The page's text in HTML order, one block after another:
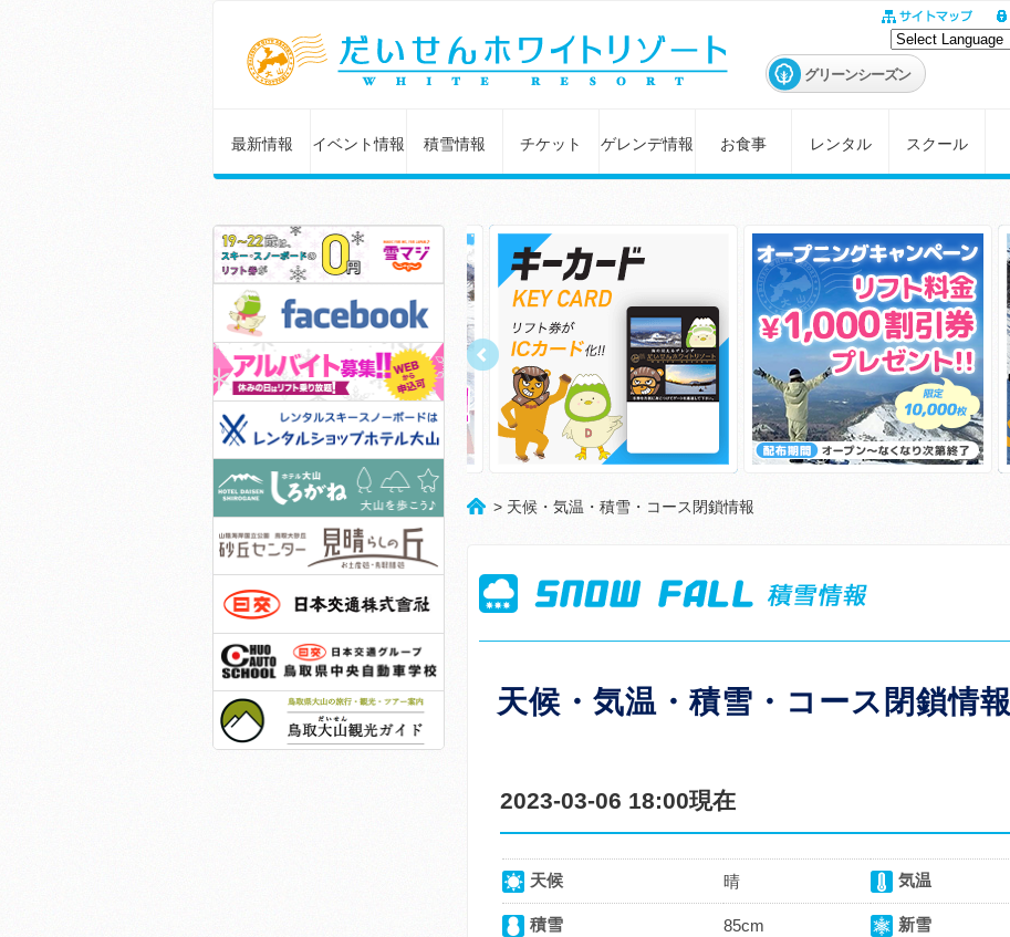
グリーンシーズン
最新情報 イベント情報 積雪情報 チケット ゲレンデ情報 お食事 レンタル スクール
> 天候・気温・積雪・コース閉鎖情報
天候・気温・積雪・コース閉鎖情報
2023-03-06 18:00現在
天候 晴 気温
積雪 85cm 新雪